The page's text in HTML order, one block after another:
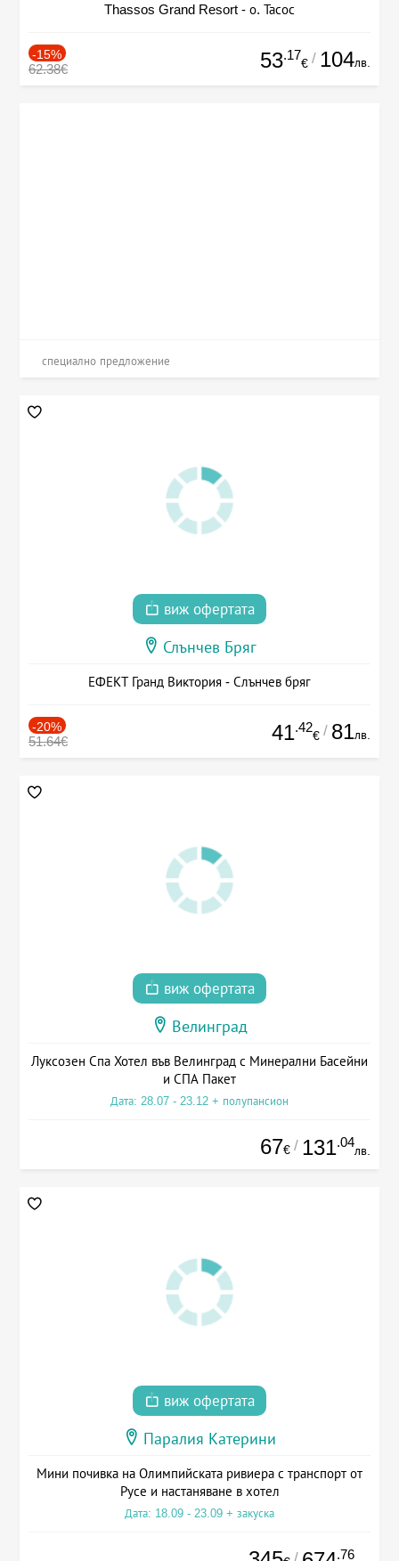
Thassos Grand Resort - о. Тасос
-15%
62.38€ 53.17
€ / 104лв.
специално предложение
виж офертата
Слънчев Бряг
ЕФЕКТ Гранд Виктория - Слънчев бряг
-20%
51.64€ 41.42
€ / 81лв.
виж офертата
Велинград
Луксозен Спа Хотел във Велинград с Минерални Басейни
и СПА Пакет
Дата: 28.07 - 23.12 + полупансион
67€ / 131.04
лв.
виж офертата
Паралия Катерини
Мини почивка на Олимпийската ривиера с транспорт от
Русе и настаняване в хотел
Дата: 18.09 - 23.09 + закуска
.76